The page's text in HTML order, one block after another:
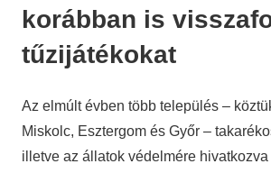
korábban is
tűzijátékokat
Az elmúlt évben több település –
Miskolc, Esztergom és Győr –
illetve az állatok védelmére